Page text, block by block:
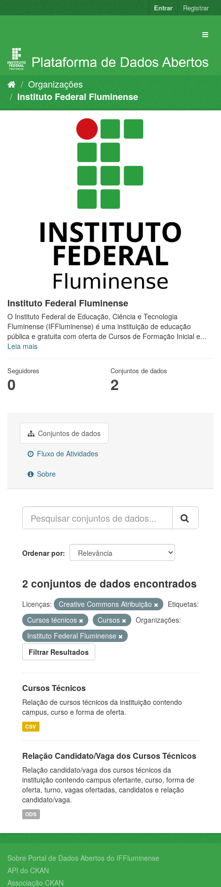
para
Entrar Registrar
Organizações
Instituto Federal Fluminense
Instituto Federal Fluminense
O Instituto Federal de Educação, Ciência e Tecnologia
Fluminense (IFFluminense) é uma instituição de educação
pública e gratuita com oferta de Cursos de Formação Inicial e...
Leia mais
Seguidores
0
Conjuntos de dados
2
Conjuntos de dados
Fluxo de Atividades
Sobre
Ordenar por
2 conjuntos de dados encontrados
Licenças: Creative Commons Atribuição
Etiquetas:
Cursos técnicos
Cursos
Organizações:
Instituto Federal Fluminense
Filtrar Resultados
Cursos Técnicos
Relação de cursos técnicos da instituição contendo
campus, curso e forma de oferta.
CSV
Relação Candidato/Vaga dos Cursos Técnicos
Relação candidato/vaga dos cursos técnicos da
instituição contendo campus ofertante, curso, forma de
oferta, turno, vagas ofertadas, candidatos e relação
candidato/vaga.
ODS
Sobre Portal de Dados Abertos do IFFluminense
API do CKAN
Associação CKAN